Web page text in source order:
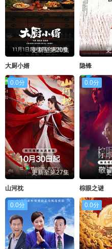
更新至第20集
大厨小婿 隐锋
0.0分
更新至第27集
山河枕
0.0分
棕眼之谜
0.0分 0.0分